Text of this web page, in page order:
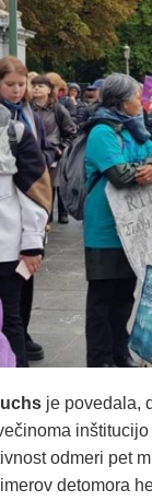
je povedala,
odmeri pet
detomora